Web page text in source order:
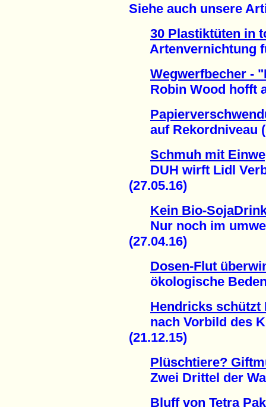
Siehe auch unsere
30 Plastiktüten in
Artenvernichtung
Wegwerfbecher -
Robin Wood hofft
auf Rekordniveau
Schmuh mit
DUH wirft Lidl
(27.05.16)
Kein Bio-
Nur noch im
(27.04.16)
Dosen-Flut
ökologische
Hendricks schützt
nach Vorbild des
(21.12.15)
Plüschtiere?
Zwei Drittel der
Bluff von Tetra